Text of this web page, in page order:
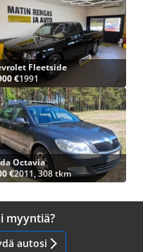
Fleetside
€1991
Octavia
€2011, 308 tkm
myyntiä?
autosi